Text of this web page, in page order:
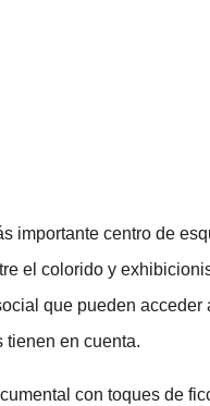
importante centro de
el colorido y
que pueden acceder
tienen en cuenta.
con toques de